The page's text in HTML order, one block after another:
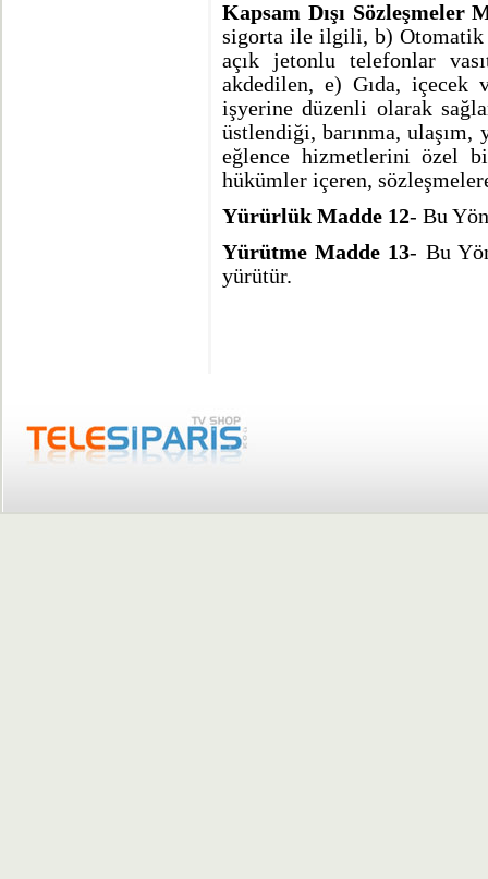
Kapsam Dışı Sözleşmeler
sigorta ile ilgili, b) Otomatik
açık jetonlu telefonlar
akdedilen, e) Gıda,
işyerine düzenli olarak
üstlendiği, barınma,
eğlence hizmetlerini özel
hükümler içeren,
Yürürlük Madde 12- Bu
Yürütme Madde 13- Bu
yürütür.